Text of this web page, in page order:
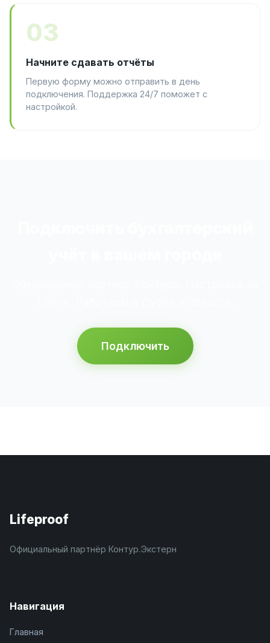
03
Начните сдавать отчёты
Первую форму можно отправить в день
подключения. Поддержка 24/7 поможет с
настройкой.
Подключить
Lifeproof
Официальный партнёр Контур.Экстерн
Навигация
Главная